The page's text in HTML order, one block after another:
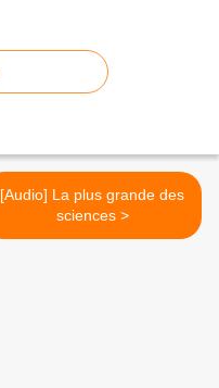
[Audio] La plus grande des
sciences >